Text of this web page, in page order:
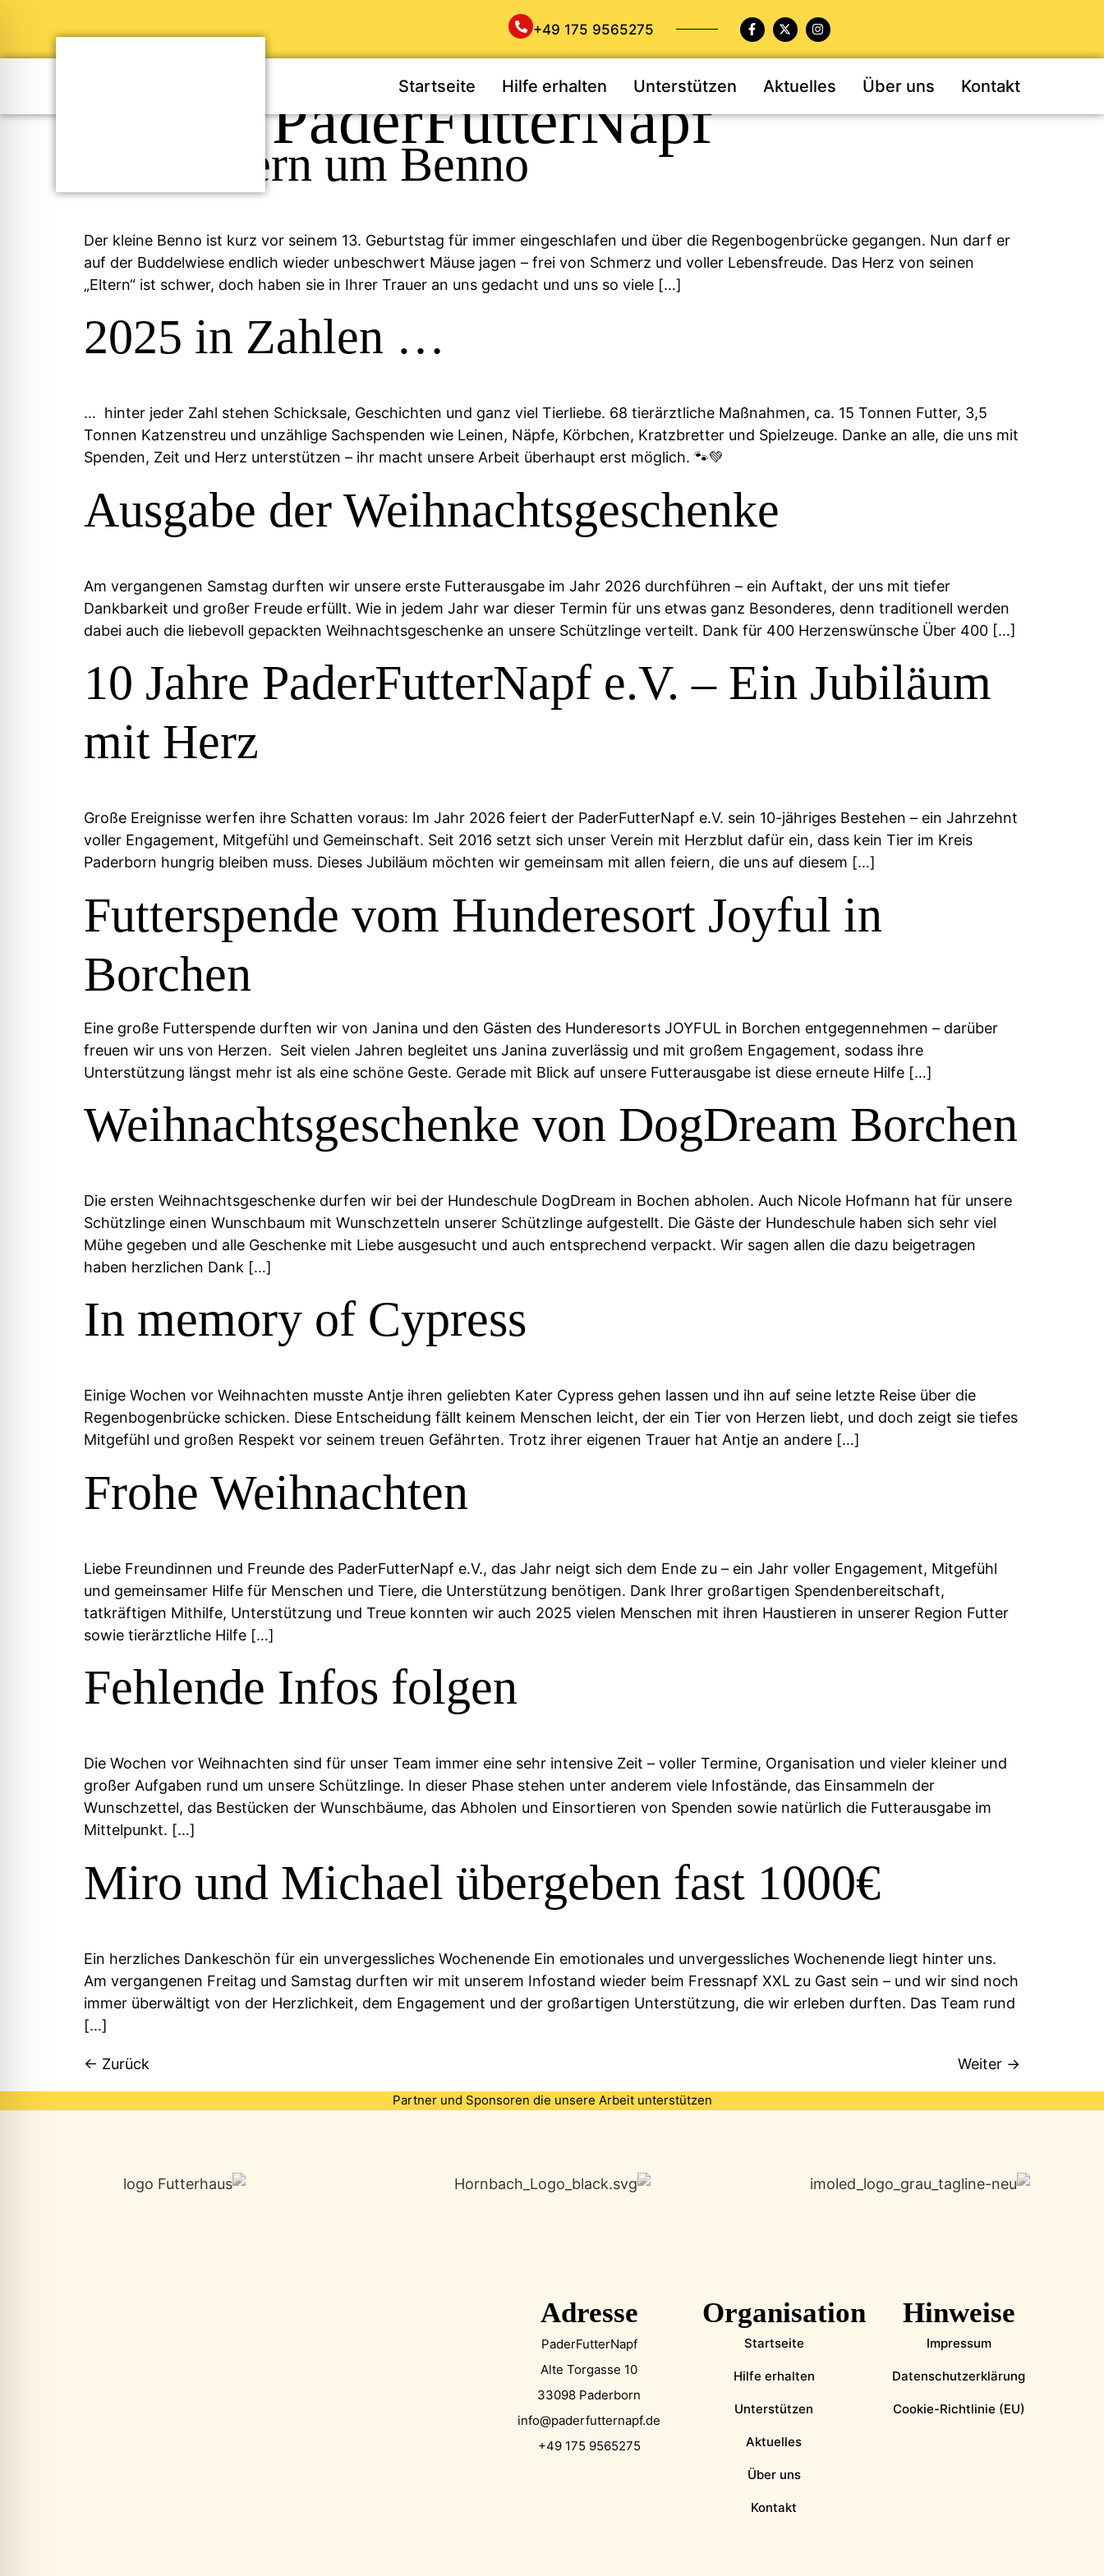
+49 175 9565275
Startseite Hilfe erhalten Unterstützen Aktuelles Über uns Kontakt
Autor:PaderFutterNapf
Wir trauern um Benno
Der kleine Benno ist kurz vor seinem 13. Geburtstag für immer eingeschlafen und über die Regenbogenbrücke gegangen. Nun darf er
auf der Buddelwiese endlich wieder unbeschwert Mäuse jagen – frei von Schmerz und voller Lebensfreude. Das Herz von seinen
„Eltern“ ist schwer, doch haben sie in Ihrer Trauer an uns gedacht und uns so viele […]
2025 in Zahlen …
… hinter jeder Zahl stehen Schicksale, Geschichten und ganz viel Tierliebe. 68 tierärztliche Maßnahmen, ca. 15 Tonnen Futter, 3,5
Tonnen Katzenstreu und unzählige Sachspenden wie Leinen, Näpfe, Körbchen, Kratzbretter und Spielzeuge. Danke an alle, die uns mit
Spenden, Zeit und Herz unterstützen – ihr macht unsere Arbeit überhaupt erst möglich. 🐾💚
Ausgabe der Weihnachtsgeschenke
Am vergangenen Samstag durften wir unsere erste Futterausgabe im Jahr 2026 durchführen – ein Auftakt, der uns mit tiefer
Dankbarkeit und großer Freude erfüllt. Wie in jedem Jahr war dieser Termin für uns etwas ganz Besonderes, denn traditionell werden
dabei auch die liebevoll gepackten Weihnachtsgeschenke an unsere Schützlinge verteilt.​ Dank für 400 Herzenswünsche Über 400 […]
10 Jahre PaderFutterNapf e.V. – Ein Jubiläum
mit Herz
Große Ereignisse werfen ihre Schatten voraus: Im Jahr 2026 feiert der PaderFutterNapf e.V. sein 10-jähriges Bestehen – ein Jahrzehnt
voller Engagement, Mitgefühl und Gemeinschaft. Seit 2016 setzt sich unser Verein mit Herzblut dafür ein, dass kein Tier im Kreis
Paderborn hungrig bleiben muss. Dieses Jubiläum möchten wir gemeinsam mit allen feiern, die uns auf diesem […]
Futterspende vom Hunderesort Joyful in
Borchen
Eine große Futterspende durften wir von Janina und den Gästen des Hunderesorts JOYFUL in Borchen entgegennehmen – darüber
freuen wir uns von Herzen. ​ Seit vielen Jahren begleitet uns Janina zuverlässig und mit großem Engagement, sodass ihre
Unterstützung längst mehr ist als eine schöne Geste.​ Gerade mit Blick auf unsere Futterausgabe ist diese erneute Hilfe […]
Weihnachtsgeschenke von DogDream Borchen
Die ersten Weihnachtsgeschenke durfen wir bei der Hundeschule DogDream in Bochen abholen. Auch Nicole Hofmann hat für unsere
Schützlinge einen Wunschbaum mit Wunschzetteln unserer Schützlinge aufgestellt. Die Gäste der Hundeschule haben sich sehr viel
Mühe gegeben und alle Geschenke mit Liebe ausgesucht und auch entsprechend verpackt. Wir sagen allen die dazu beigetragen
haben herzlichen Dank […]
In memory of Cypress
Einige Wochen vor Weihnachten musste Antje ihren geliebten Kater Cypress gehen lassen und ihn auf seine letzte Reise über die
Regenbogenbrücke schicken. Diese Entscheidung fällt keinem Menschen leicht, der ein Tier von Herzen liebt, und doch zeigt sie tiefes
Mitgefühl und großen Respekt vor seinem treuen Gefährten. Trotz ihrer eigenen Trauer hat Antje an andere […]
Frohe Weihnachten
Liebe Freundinnen und Freunde des PaderFutterNapf e.V., das Jahr neigt sich dem Ende zu – ein Jahr voller Engagement, Mitgefühl
und gemeinsamer Hilfe für Menschen und Tiere, die Unterstützung benötigen. Dank Ihrer großartigen Spendenbereitschaft,
tatkräftigen Mithilfe, Unterstützung und Treue konnten wir auch 2025 vielen Menschen mit ihren Haustieren in unserer Region Futter
sowie tierärztliche Hilfe […]
Fehlende Infos folgen
Die Wochen vor Weihnachten sind für unser Team immer eine sehr intensive Zeit – voller Termine, Organisation und vieler kleiner und
großer Aufgaben rund um unsere Schützlinge. In dieser Phase stehen unter anderem viele Infostände, das Einsammeln der
Wunschzettel, das Bestücken der Wunschbäume, das Abholen und Einsortieren von Spenden sowie natürlich die Futterausgabe im
Mittelpunkt.​ […]
Miro und Michael übergeben fast 1000€
Ein herzliches Dankeschön für ein unvergessliches Wochenende Ein emotionales und unvergessliches Wochenende liegt hinter uns.
Am vergangenen Freitag und Samstag durften wir mit unserem Infostand wieder beim Fressnapf XXL zu Gast sein – und wir sind noch
immer überwältigt von der Herzlichkeit, dem Engagement und der großartigen Unterstützung, die wir erleben durften. Das Team rund
[…]
← Zurück Weiter →
Partner und Sponsoren die unsere Arbeit unterstützen
Adresse
PaderFutterNapf
Alte Torgasse 10
33098 Paderborn
info@paderfutternapf.de
+49 175 9565275
Organisation
Startseite
Hilfe erhalten
Unterstützen
Aktuelles
Über uns
Kontakt
Hinweise
Impressum
Datenschutzerklärung
Cookie-Richtlinie (EU)